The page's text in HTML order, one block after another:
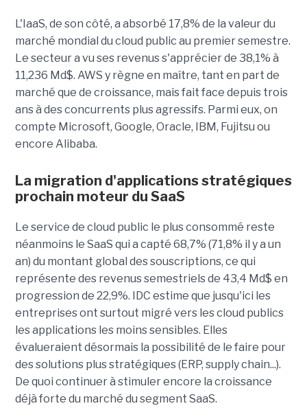
L'IaaS, de son côté, a absorbé 17,8% de la valeur du
marché mondial du cloud public au premier semestre.
Le secteur a vu ses revenus s'apprécier de 38,1% à
11,236 Md$. AWS y règne en maître, tant en part de
marché que de croissance, mais fait face depuis trois
ans à des concurrents plus agressifs. Parmi eux, on
compte Microsoft, Google, Oracle, IBM, Fujitsu ou
encore Alibaba.
La migration d'applications stratégiques
prochain moteur du SaaS
Le service de cloud public le plus consommé reste
néanmoins le SaaS qui a capté 68,7% (71,8% il y a un
an) du montant global des souscriptions, ce qui
représente des revenus semestriels de 43,4 Md$ en
progression de 22,9%. IDC estime que jusqu'ici les
entreprises ont surtout migré vers les cloud publics
les applications les moins sensibles. Elles
évalueraient désormais la possibilité de le faire pour
des solutions plus stratégiques (ERP, supply chain...).
De quoi continuer à stimuler encore la croissance
déjà forte du marché du segment SaaS.